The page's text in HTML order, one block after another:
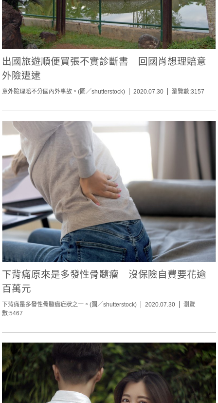
出國旅遊順便買張不實診斷書 回國肖想理賠意
外險遭逮
意外險理賠不分國內外事故。(圖／shutterstock) 2020.07.30 瀏覽數:3157
下背痛原來是多發性骨髓瘤 沒保險自費要花逾
百萬元
下背痛是多發性骨髓瘤症狀之一。(圖／shutterstock) 2020.07.30
瀏覽
數:5467